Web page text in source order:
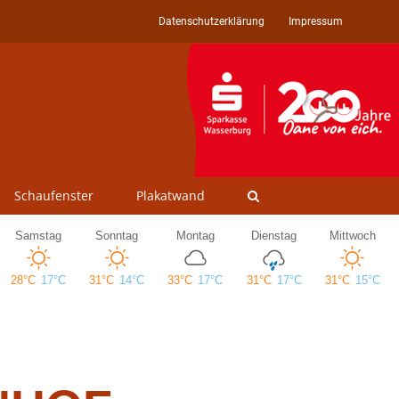
Datenschutzerklärung Impressum
Schaufenster Plakatwand